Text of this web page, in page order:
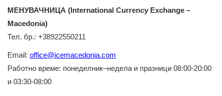
МЕНУВАЧНИЦА (International Currency Exchange –
Macedonia)
Тел. бр.: +38922550211
Email: office@icemacedonia.com
Работно време: понеделник–недела и празници 08:00-20:00
и 03:30-08:00